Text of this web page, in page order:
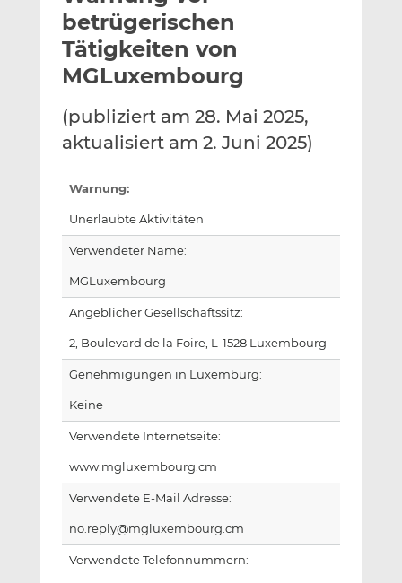
l
a
n
n
k
e
d
n
t
e
n
c
e
b
o
k
t
e
n
betrügerischen
Tätigkeiten von
MGLuxembourg
(publiziert am 28. Mai 2025,
aktualisiert am 2. Juni 2025)
Warnung:
Unerlaubte Aktivitäten
Verwendeter Name:
MGLuxembourg
Angeblicher Gesellschaftssitz:
2, Boulevard de la Foire, L-1528 Luxembourg
Genehmigungen in Luxemburg:
Keine
Verwendete Internetseite:
www.mgluxembourg.cm
Verwendete E-Mail Adresse:
no.reply@mgluxembourg.cm
Verwendete Telefonnummern: